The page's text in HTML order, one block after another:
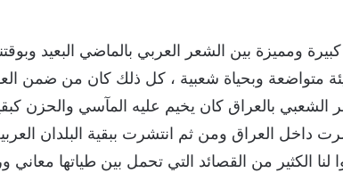
ومميزة بين الشعر العربي بالماضي البعيد
متواضعة وبحياة شعبية ، كل ذلك كان من ضمن
الشعبي بالعراق كان يخيم عليه المآسي والحزن
داخل العراق ومن ثم انتشرت ببقية البلدان
الكثير من القصائد التي تحمل بين طياتها معاني